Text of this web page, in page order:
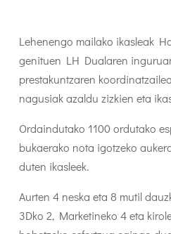
Lehenengo mailako ikasleak
genituen LH Dualaren
prestakuntzaren
nagusiak azaldu zizkien eta
Ordaindutako 1100 ordutako
bukaerako nota igotzeko
duten ikasleek.
Aurten 4 neska eta 8 mutil
3Dko 2, Marketineko 4 eta